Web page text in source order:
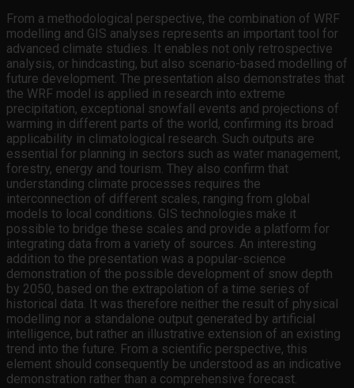
From a methodological perspective, the combination of WRF
modelling and GIS analyses represents an important tool for
advanced climate studies. It enables not only retrospective
analysis, or hindcasting, but also scenario-based modelling of
future development. The presentation also demonstrates that
the WRF model is applied in research into extreme
precipitation, exceptional snowfall events and projections of
warming in different parts of the world, confirming its broad
applicability in climatological research. Such outputs are
essential for planning in sectors such as water management,
forestry, energy and tourism. They also confirm that
understanding climate processes requires the
interconnection of different scales, ranging from global
models to local conditions. GIS technologies make it
possible to bridge these scales and provide a platform for
integrating data from a variety of sources. An interesting
addition to the presentation was a popular-science
demonstration of the possible development of snow depth
by 2050, based on the extrapolation of a time series of
historical data. It was therefore neither the result of physical
modelling nor a standalone output generated by artificial
intelligence, but rather an illustrative extension of an existing
trend into the future. From a scientific perspective, this
element should consequently be understood as an indicative
demonstration rather than a comprehensive forecast.